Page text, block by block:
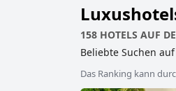
158 HOTELS AUF
Beliebte Suchen
Das Ranking kann